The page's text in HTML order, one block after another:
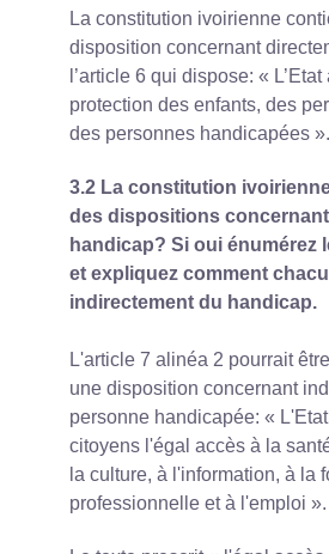
La constitution ivoirienne
disposition concernant
l’article 6 qui dispose: «
protection des enfants, des
des personnes handicapées ».
3.2 La constitution
des dispositions
handicap? Si oui énumérez
et expliquez comment
indirectement du handicap.
L'article 7 alinéa 2 pourrait
une disposition concernant
personne handicapée: «
citoyens l'égal accès à la
la culture, à l'information, à la
professionnelle et à l'emploi ».